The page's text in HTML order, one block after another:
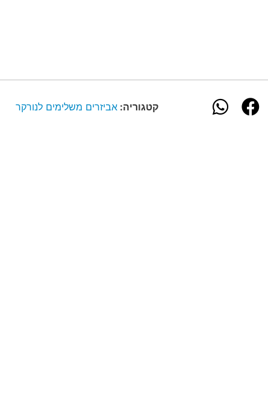
קטגוריה: אביזרים משלימים לנורקר